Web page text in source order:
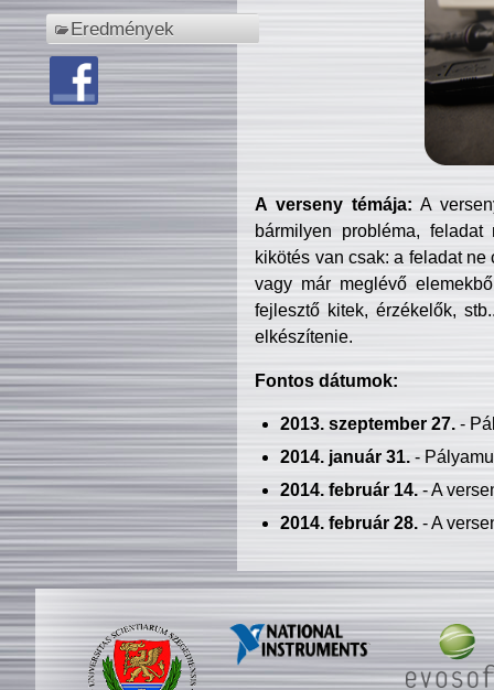
Eredmények
A verseny témája: A
bármilyen probléma, feladat
kikötés van csak: a feladat
vagy már meglévő
fejlesztő kitek, érzékelők,
elkészítenie.
Fontos dátumok:
2013. szeptember 27.-
2014. január 31.-
2014. február 14.- A
2014. február 28.- A